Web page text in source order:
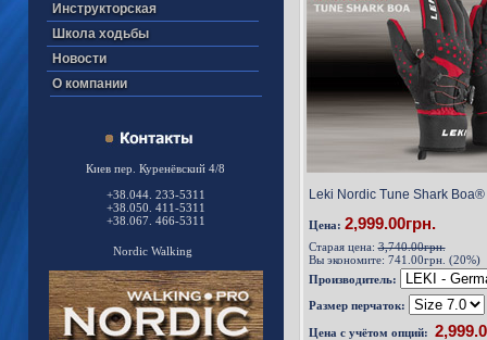
Инструкторская
Школа ходьбы
Новости
О компании
Киев пер. Куренёвский 4/8
+38.044. 233-5311
+38.050. 411-5311
+38.067. 466-5311
Nordic Walking
Leki Nordic Tune Shark
Цена: 2,999.00грн.
Старая цена:3,740.00грн.
Вы экономите: 741.00грн. (20%)
Производитель:
Размер перчаток:
Цена с учётом опций: